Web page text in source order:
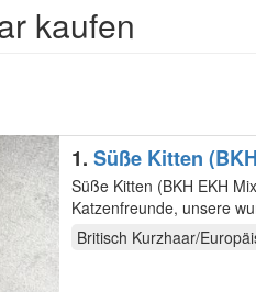
kaufen
1.
Süße Kitten (BKH EKH Mix) suchen ein liebevolles Zuhause İlan Metni (Beschreibung): Hallo liebe
Katzenfreunde, unsere
neuen…
Britisch Kurzhaar/